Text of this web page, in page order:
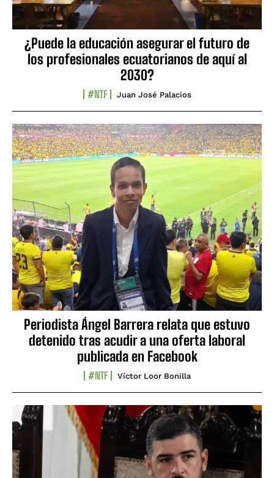
¿Puede la educación asegurar el futuro de
los profesionales ecuatorianos de aquí al
2030?
#NTF Juan José Palacios
Periodista Ángel Barrera relata que estuvo
detenido tras acudir a una oferta laboral
publicada en Facebook
#NTF Víctor Loor Bonilla